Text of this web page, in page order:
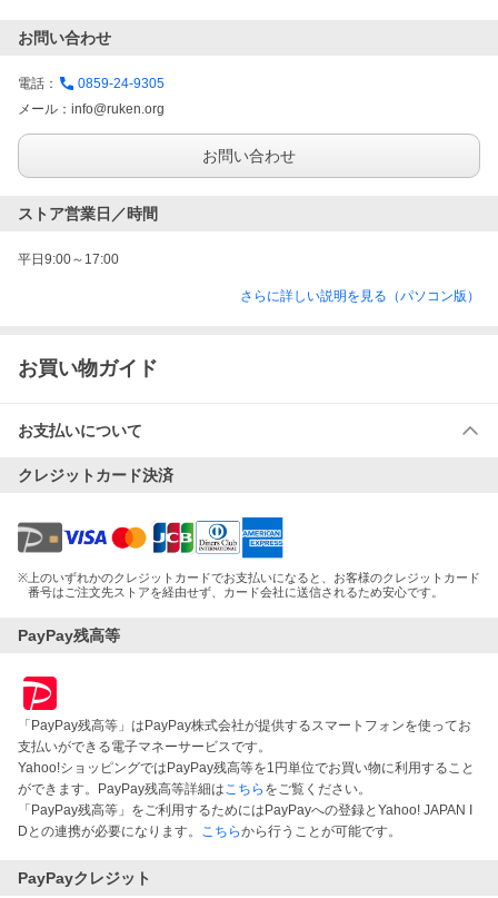
お問い合わせ
電話：
0859-24-9305
メール： info@ruken.org
お問い合わせ
ストア営業日／時間
平日9:00～17:00
さらに詳しい説明を見る（パソコン版）
お買い物ガイド
お支払いについて
クレジットカード決済
※ 上のいずれかのクレジットカードでお支払いになると、お客様のクレジットカード
番号はご注文先ストアを経由せず、カード会社に送信されるため安心です。
PayPay残高等
「PayPay残高等」はPayPay株式会社が提供するスマートフォンを使ってお
支払いができる電子マネーサービスです。
Yahoo!ショッピングではPayPay残高等を1円単位でお買い物に利用すること
ができます。PayPay残高等詳細は こちら をご覧ください。
「PayPay残高等」をご利用するためにはPayPayへの登録とYahoo! JAPAN I
Dとの連携が必要になります。
こちらから行うことが可能です。
PayPayクレジット